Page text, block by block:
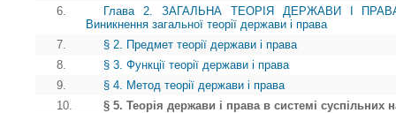
6.
Глава 2. ЗАГАЛЬНА ТЕОРІЯ ДЕРЖАВИ І
Виникнення загальної теорії держави і права
7.
§ 2. Предмет теорії держави і права
8.
§ 3. Функції теорії держави і права
9.
§ 4. Метод теорії держави і права
10.
§ 5. Теорія держави і права в системі суспільних